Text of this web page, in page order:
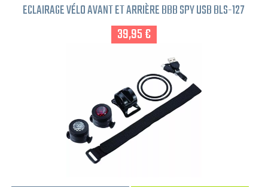
ECLAIRAGE VÉLO AVANT ET ARRIÈRE BBB SPY USB BLS-127
39,95 €